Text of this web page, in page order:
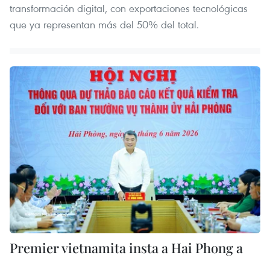
transformación digital, con exportaciones tecnológicas
que ya representan más del 50% del total.
Premier vietnamita insta a Hai Phong a